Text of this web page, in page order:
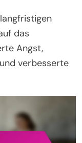
das
Angst,
verbesserte